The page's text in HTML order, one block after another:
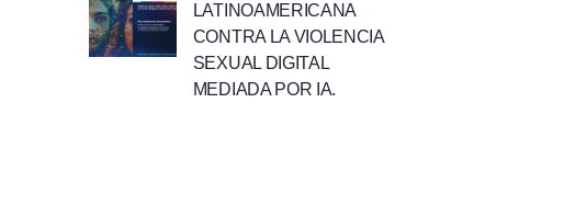
LATINOAMERICANA
CONTRA LA VIOLENCIA
SEXUAL DIGITAL
MEDIADA POR IA.